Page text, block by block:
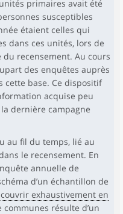
primaires avait été
susceptibles
étaient celles qui
dans ces unités, lors de
recensement. Au cours
des enquêtes auprès
cette base. Ce dispositif
acquise peu
dernière campagne
au fil du temps, lié au
le recensement. En
annuelle de
d’un échantillon de
couvrir exhaustivement en
résulte d’un